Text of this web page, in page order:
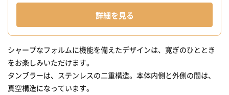
詳細を見る
シャープなフォルムに機能を備えたデザインは、寛ぎのひととき
をお楽しみいただけます。
タンブラーは、ステンレスの二重構造。本体内側と外側の間は、
真空構造になっています。